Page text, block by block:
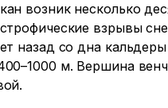
возник несколько
взрывы
назад со дна
м. Вершина